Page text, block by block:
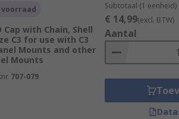
are using, the materials the PCB
they do not conduct electricity,
applications where electrical
voorraad
Cap with Chain, Shell
C3 for use with C3
Mounts and other
Mounts
707-079
Subtotaal (1 eenheid)
€ 14,99(excl. BTW)
Aantal